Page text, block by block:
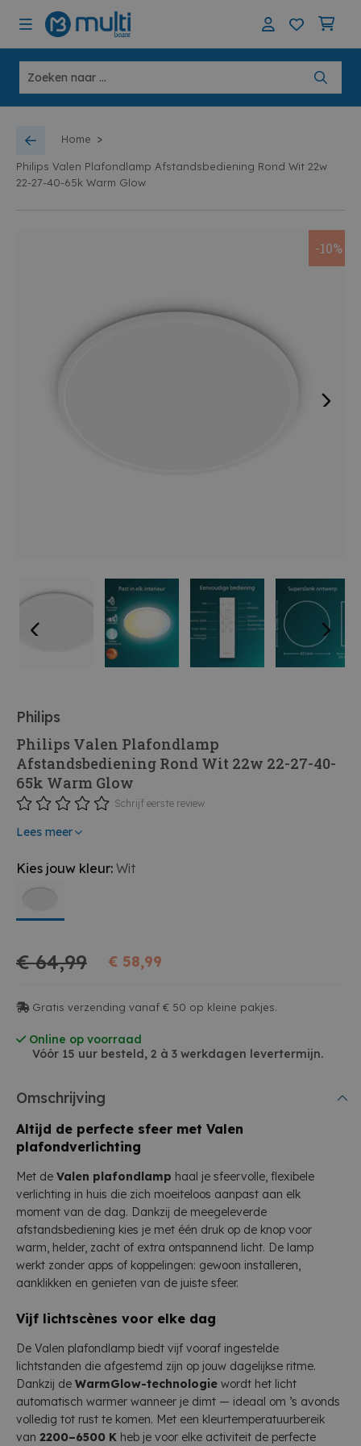
Home >
Philips Valen Plafondlamp Afstandsbediening Rond Wit 22w
22-27-40-65k Warm Glow
-10%
Philips
Philips Valen Plafondlamp
Afstandsbediening Rond Wit 22w 22-27-40-
65k Warm Glow
Schrijf eerste review
Lees meer
Kies jouw kleur: Wit
€ 64,99 € 58,99
Gratis verzending vanaf € 50 op kleine pakjes.
Online op voorraad
Vóór 15 uur besteld, 2 à 3 werkdagen levertermijn.
Omschrijving
Altijd de perfecte sfeer met Valen
plafondverlichting
Met de Valen plafondlamp haal je sfeervolle, flexibele
verlichting in huis die zich moeiteloos aanpast aan elk
moment van de dag. Dankzij de meegeleverde
afstandsbediening kies je met één druk op de knop voor
warm, helder, zacht of extra ontspannend licht. De lamp
werkt zonder apps of koppelingen: gewoon installeren,
aanklikken en genieten van de juiste sfeer.
Vijf lichtscènes voor elke dag
De Valen plafondlamp biedt vijf vooraf ingestelde
lichtstanden die afgestemd zijn op jouw dagelijkse ritme.
Dankzij de WarmGlow-technologie wordt het licht
automatisch warmer wanneer je dimt — ideaal om ’s avonds
volledig tot rust te komen. Met een kleurtemperatuurbereik
van 2200–6500 K heb je voor elke activiteit de perfecte